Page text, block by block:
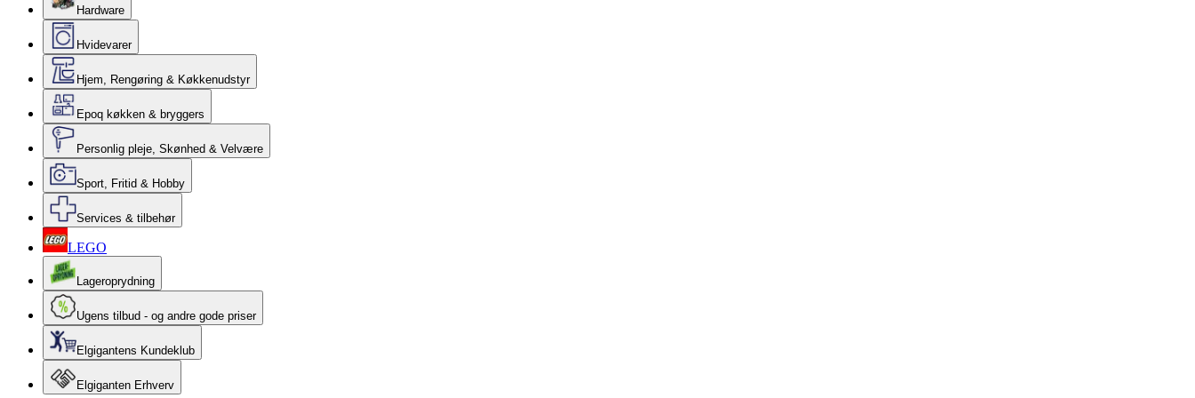
Hardware
Hvidevarer
Hjem, Rengøring & Køkkenudstyr
Epoq køkken & bryggers
Personlig pleje, Skønhed & Velvære
Sport, Fritid & Hobby
Services & tilbehør
LEGO
Lageroprydning
Ugens tilbud - og andre gode priser
Elgigantens Kundeklub
Elgiganten Erhverv